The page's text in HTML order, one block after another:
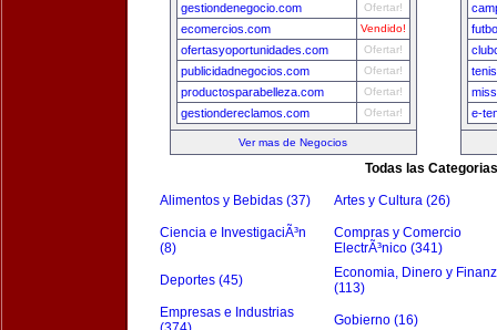
gestiondenegocio.com Ofertar!
ecomercios.com Vendido!
ofertasyoportunidades.com Ofertar!
publicidadnegocios.com Ofertar!
productosparabelleza.com Ofertar!
gestiondereclamos.com Ofertar!
Ver mas de Negocios
e-
Todas las Categorias
Alimentos y Bebidas (37) Artes y Cultura (26)
Ciencia e InvestigaciÃ³n
(8)
Compras y Comercio
ElectrÃ³nico (341)
Deportes (45)
Economia, Dinero y
(113)
Empresas e Industrias
Gobierno (16)